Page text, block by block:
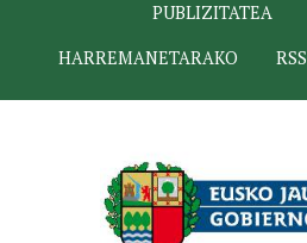
PUBLIZITATEA
HARREMANETARAKO
RSS